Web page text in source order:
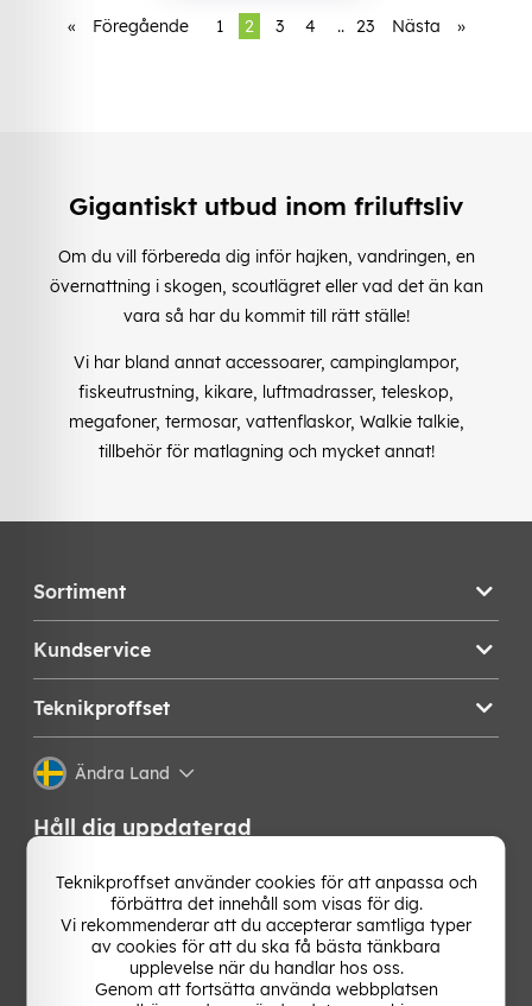
« Föregående 1 2 3 4 .. 23 Nästa »
Gigantiskt utbud inom friluftsliv
Om du vill förbereda dig inför hajken, vandringen, en
övernattning i skogen, scoutlägret eller vad det än kan
vara så har du kommit till rätt ställe!
Vi har bland annat accessoarer, campinglampor,
fiskeutrustning, kikare, luftmadrasser, teleskop,
megafoner, termosar, vattenflaskor, Walkie talkie,
tillbehör för matlagning och mycket annat!
Sortiment
Kundservice
Teknikproffset
Ändra Land
Håll dig uppdaterad
Få de senaste nyheterna, hetaste erbjudandena och
bästa tipsen från oss direkt i din mejlkorg. Signa upp på
vårt nyhetsbrev!
Teknikproffset använder cookies för att anpassa och
förbättra det innehåll som visas för dig.
Vi rekommenderar att du accepterar samtliga typer
av cookies för att du ska få bästa tänkbara
upplevelse när du handlar hos oss.
Genom att fortsätta använda webbplatsen